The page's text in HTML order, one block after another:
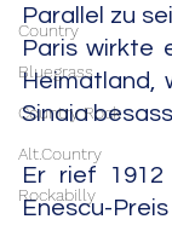
Country
Bluegrass
Country Rock
Alt.Country
Rockabilly
Parallel zu
Paris wirkte
Heimatland,
Sinaia
Er rief
Enescu-